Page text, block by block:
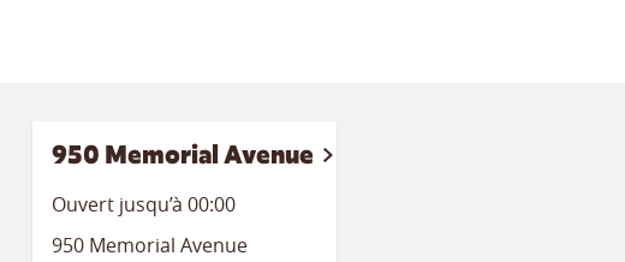
950 Memorial Avenue
Ouvert jusqu’à 00:00
950 Memorial Avenue